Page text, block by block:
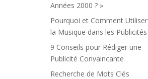
Années 2000 ? »
Pourquoi et Comment Utiliser
la Musique dans les Publicités
9 Conseils pour Rédiger une
Publicité Convaincante
Recherche de Mots Clés